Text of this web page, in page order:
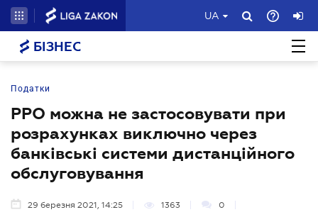
UA
БІЗНЕС
Податки
РРО можна не застосовувати при
розрахунках виключно через
банківські системи дистанційного
обслуговування
29 березня 2021, 14:25 1363 0